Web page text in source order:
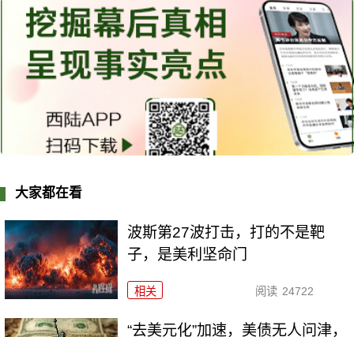
大家都在看
波斯第27波打击，打的不是靶
子，是美利坚命门
相关 阅读 24722
“去美元化”加速，美债无人问津，